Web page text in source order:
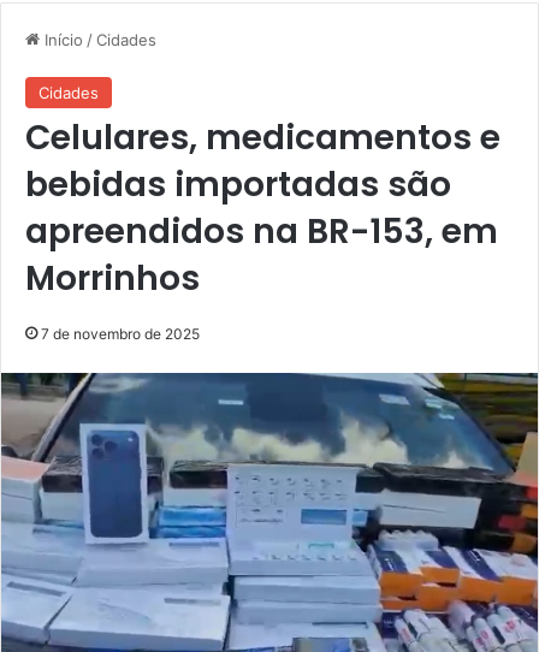
Início /Cidades
Cidades
Celulares, medicamentos e
bebidas importadas são
apreendidos na BR-153, em
Morrinhos
7 de novembro de 2025